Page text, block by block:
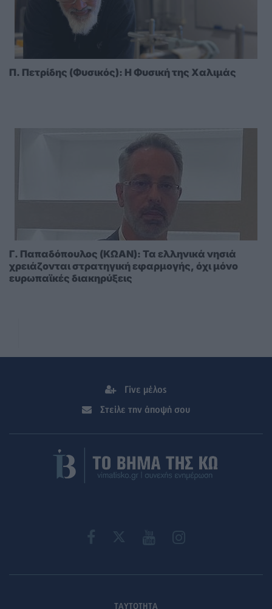
Π. Πετρίδης (Φυσικός): Η Φυσική της Χαλιμάς
Γ. Παπαδόπουλος (ΚΩΑΝ): Τα ελληνικά νησιά
χρειάζονται στρατηγική εφαρμογής, όχι μόνο
ευρωπαϊκές διακηρύξεις
Γίνε μέλος
Στείλε την άποψή σου
ΤΑΥΤΟΤΗΤΑ